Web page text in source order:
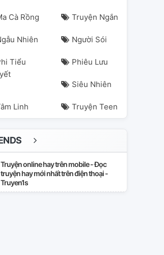
Cà Rồng Truyện Ngắn
Nhiên Người Sói
Tiểu
Phiêu Lưu
Siêu Nhiên
Linh Truyện Teen
Truyện online hay trên mobile - Đọc
truyện hay mới nhất trên điện thoại -
Truyen1s